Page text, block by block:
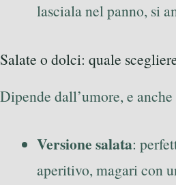
lasciala nel panno, si
Salate o dolci: quale
Dipende dall’umore, e
Versione salata:
aperitivo, magari con